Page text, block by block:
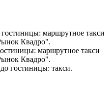
маршрутное такси
Квадро".
маршрутное такси
Квадро".
гостиницы: такси.